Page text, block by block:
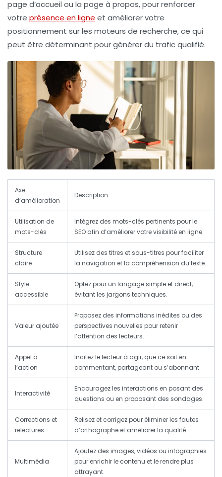
page d’accueil ou la page à propos, pour renforcer
votre présence en ligne et améliorer votre
positionnement sur les moteurs de recherche, ce qui
peut être déterminant pour générer du trafic qualifié.
Axe
d’amélioration
Description
Utilisation de
mots-clés
Intégrez des mots-clés pertinents pour le
SEO afin d’améliorer votre visibilité en ligne.
Structure
claire
Utilisez des titres et sous-titres pour faciliter
la navigation et la compréhension du texte.
Style
accessible
Optez pour un langage simple et direct,
évitant les jargons techniques.
Valeur ajoutée
Proposez des informations inédites ou des
perspectives nouvelles pour retenir
l’attention des lecteurs.
Appel à
l’action
Incitez le lecteur à agir, que ce soit en
commentant, partageant ou s’abonnant.
Interactivité
Encouragez les interactions en posant des
questions ou en proposant des sondages.
Corrections et
relectures
Relisez et corrigez pour éliminer les fautes
d’orthographe et améliorer la qualité.
Multimédia
Ajoutez des images, vidéos ou infographies
pour enrichir le contenu et le rendre plus
attrayant.